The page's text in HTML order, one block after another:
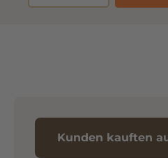
Kunden kauften